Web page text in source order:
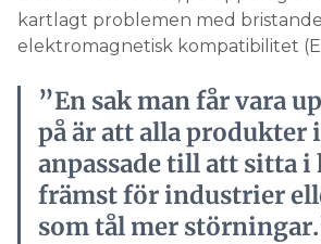
kartlagt problemen med bristande
elektromagnetisk kompatibilitet
”En sak man får vara
på är att alla produkter
anpassade till att sitta i
främst för industrier
som tål mer